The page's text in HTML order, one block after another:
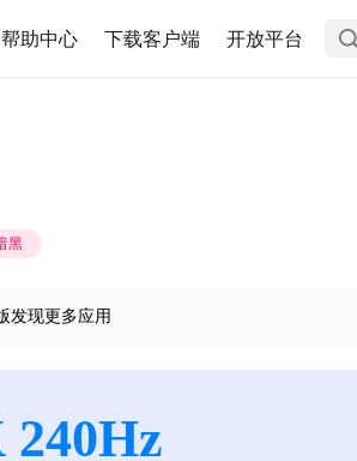
帮助中心 下载客户端 开放平台
黑
发现更多应用
240Hz